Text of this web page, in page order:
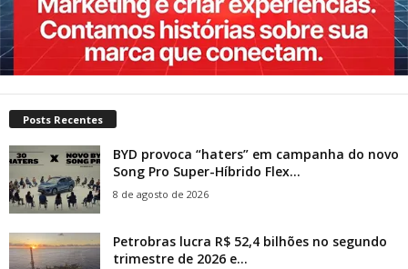
Posts Recentes
BYD provoca “haters” em campanha do novo
Song Pro Super-Híbrido Flex...
8 de agosto de 2026
Petrobras lucra R$ 52,4 bilhões no segundo
trimestre de 2026 e...